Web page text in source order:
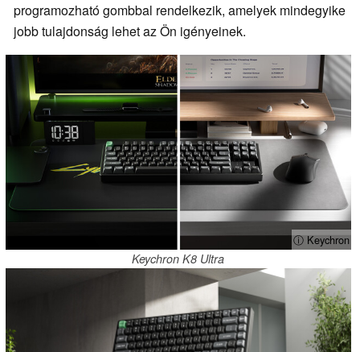
programozható gombbal rendelkezik, amelyek mindegyike
jobb tulajdonság lehet az Ön igényeinek.
ⓘ Keychron
Keychron K8 Ultra